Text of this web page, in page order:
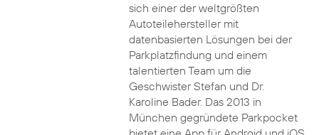
sich einer der weltgrößten
Autoteilehersteller mit
datenbasierten Lösungen bei der
Parkplatzfindung und einem
talentierten Team um die
Geschwister Stefan und Dr.
Karoline Bader. Das 2013 in
München gegründete Parkpocket